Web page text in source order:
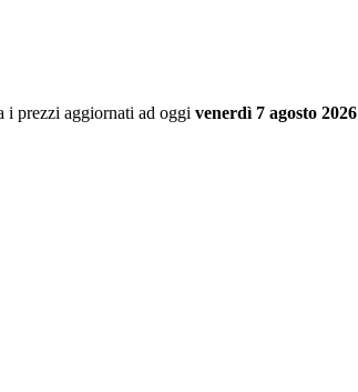
i prezzi aggiornati ad oggi venerdì 7 agosto 2026